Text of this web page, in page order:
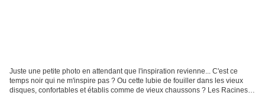
Juste une petite photo en attendant que l'inspiration revienne... C'est ce
temps noir qui ne m'inspire pas ? Ou cette lubie de fouiller dans les vieux
disques, confortables et établis comme de vieux chaussons ? Les Racines